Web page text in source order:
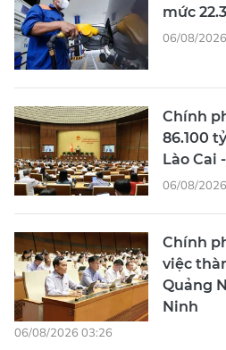
mức
06/08/
Chính
86.100
Lào Cai
06/08/
Chính
việc
Quảng
Ninh
06/08/2026 03:26